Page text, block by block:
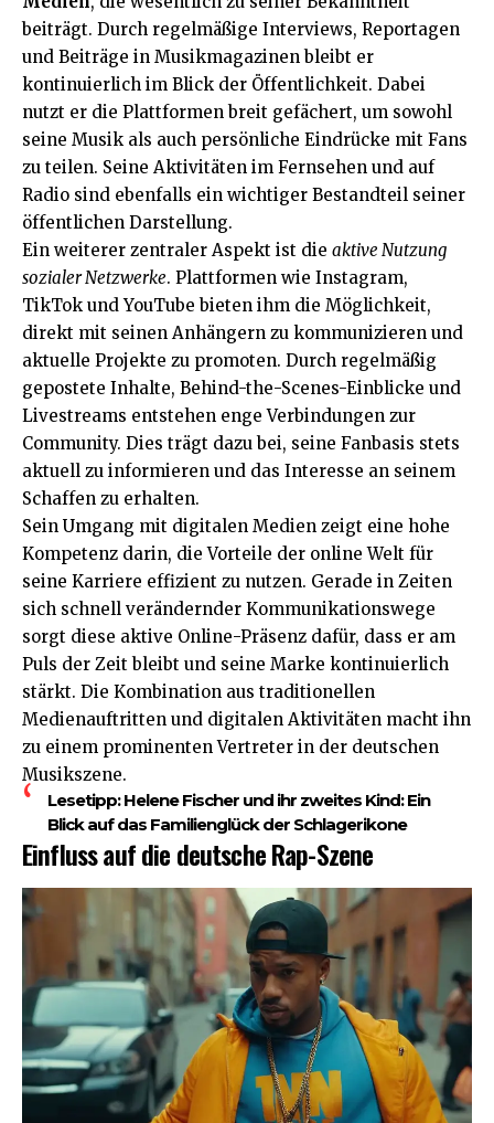
beiträgt. Durch regelmäßige Interviews, Reportagen
und Beiträge in Musikmagazinen bleibt er
kontinuierlich im Blick der Öffentlichkeit. Dabei
nutzt er die Plattformen breit gefächert, um sowohl
seine Musik als auch persönliche Eindrücke mit Fans
zu teilen. Seine Aktivitäten im Fernsehen und auf
Radio sind ebenfalls ein wichtiger Bestandteil seiner
öffentlichen Darstellung.
Ein weiterer zentraler Aspekt ist die aktive Nutzung
sozialer Netzwerke. Plattformen wie Instagram,
TikTok und YouTube bieten ihm die Möglichkeit,
direkt mit seinen Anhängern zu kommunizieren und
aktuelle Projekte zu promoten. Durch regelmäßig
gepostete Inhalte, Behind-the-Scenes-Einblicke und
Livestreams entstehen enge Verbindungen zur
Community. Dies trägt dazu bei, seine Fanbasis stets
aktuell zu informieren und das Interesse an seinem
Schaffen zu erhalten.
Sein Umgang mit digitalen Medien zeigt eine hohe
Kompetenz darin, die Vorteile der online Welt für
seine Karriere effizient zu nutzen. Gerade in Zeiten
sich schnell verändernder Kommunikationswege
sorgt diese aktive Online-Präsenz dafür, dass er am
Puls der Zeit bleibt und seine Marke kontinuierlich
stärkt. Die Kombination aus traditionellen
Medienauftritten und digitalen Aktivitäten macht ihn
zu einem prominenten Vertreter in der deutschen
Musikszene.
Lesetipp:Helene Fischer und ihr zweites Kind: Ein
Blick auf das Familienglück der Schlagerikone
Einfluss auf die deutsche Rap-Szene